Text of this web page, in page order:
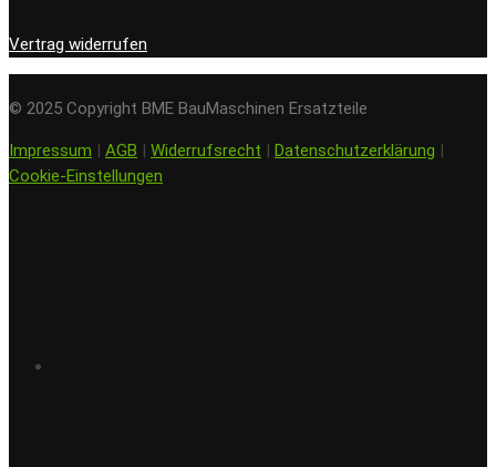
Vertrag widerrufen
© 2025 Copyright BME BauMaschinen Ersatzteile
Impressum | AGB | Widerrufsrecht | Datenschutzerklärung |
Cookie-Einstellungen